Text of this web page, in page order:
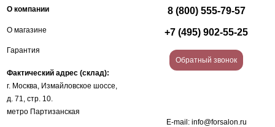
О компании
О магазине
Гарантия
Фактический адрес (склад):
г. Москва, Измайловское шоссе,
д. 71, стр. 10.
метро Партизанская
8 (800) 555-79-57
+7 (495) 902-55-25
Обратный звонок
E-mail: info@forsalon.ru